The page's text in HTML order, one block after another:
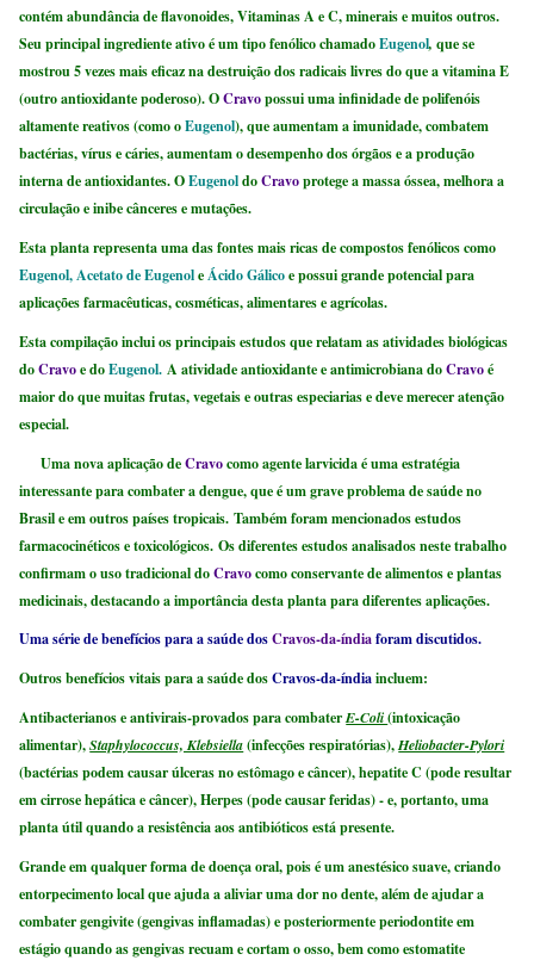
contém abundância de flavonoides, Vitaminas A e C, minerais e muitos outros.
Seu principal ingrediente ativo é um tipo fenólico chamadoEugenol, que se
mostrou 5 vezes mais eficaz na destruição dos radicais livres do que a vitamina E
(outro antioxidante poderoso).OCravopossui uma infinidade de polifenóis
altamente reativos (como oEugenol), que aumentam a imunidade, combatem
bactérias, vírus e cáries, aumentam o desempenho dos órgãos e a produção
interna de antioxidantes.OEugenoldoCravoprotege a massa óssea, melhora a
circulação e inibe cânceres e mutações.
Esta planta representa uma das fontes mais ricas de compostos fenólicos como
Eugenol, Acetato de EugenoleÁcido Gálicoe possui grande potencial para
aplicações farmacêuticas, cosméticas, alimentares e agrícolas.
Esta compilação inclui os principais estudos que relatam as atividades biológicas
doCravoe doEugenol. A atividade antioxidante e antimicrobiana doCravoé
maior do que muitas frutas, vegetais e outras especiarias e deve merecer atenção
especial.
Uma nova aplicação deCravocomo agente larvicida é uma estratégia
interessante para combater a dengue, que é um grave problema de saúde no
Brasil e em outros países tropicais. Também foram mencionados estudos
farmacocinéticos e toxicológicos. Os diferentes estudos analisados ​​neste trabalho
confirmam o uso tradicional doCravocomo conservante de alimentos e plantas
medicinais, destacando a importância desta planta para diferentes aplicações.
Uma série de benefícios para a saúde dosCravos-da-índiaforam discutidos.
Outros benefícios vitais para a saúde dosCravos-da-índiaincluem:
Antibacterianos e antivirais-provados para combaterE-Coli(intoxicação
alimentar),Staphylococcus, Klebsiella(infecções respiratórias),Heliobacter-Pylori
(bactérias podem causar úlceras no estômago e câncer), hepatite C (pode resultar
em cirrose hepática e câncer), Herpes (pode causar feridas) - e, portanto, uma
planta útil quando a resistência aos antibióticos está presente.
Grande em qualquer forma de doença oral, pois é um anestésico suave, criando
entorpecimento local que ajuda a aliviar uma dor no dente, além de ajudar a
combater gengivite (gengivas inflamadas) e posteriormente periodontite em
estágio quando as gengivas recuam e cortam o osso, bem como estomatite